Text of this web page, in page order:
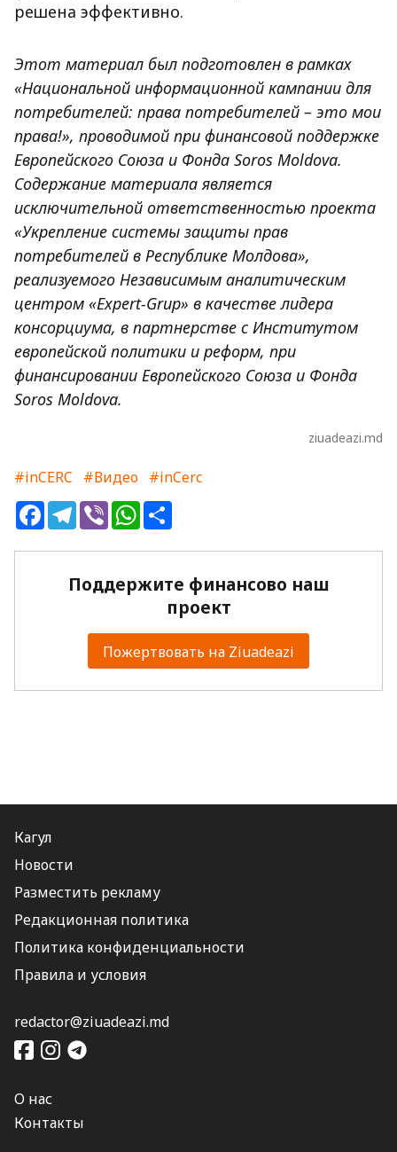
решена эффективно.
Этот материал был подготовлен в рамках
«Национальной информационной кампании для
потребителей: права потребителей – это мои
права!», проводимой при финансовой поддержке
Европейского Союза и Фонда Soros Moldova.
Содержание материала является
исключительной ответственностью проекта
«Укрепление системы защиты прав
потребителей в Республике Молдова»,
реализуемого Независимым аналитическим
центром «Expert-Grup» в качестве лидера
консорциума, в партнерстве с Институтом
европейской политики и реформ, при
финансировании Европейского Союза и Фонда
Soros Moldova.
ziuadeazi.md
#inCERC #Видео #inCerc
FacebookTelegram
ViberWhatsApp
Поддержите финансово наш
проект
Пожертвовать на Ziuadeazi
Кагул
Новости
Разместить рекламу
Редакционная политика
Политика конфиденциальности
Правила и условия
redactor@ziuadeazi.md
О нас
Контакты